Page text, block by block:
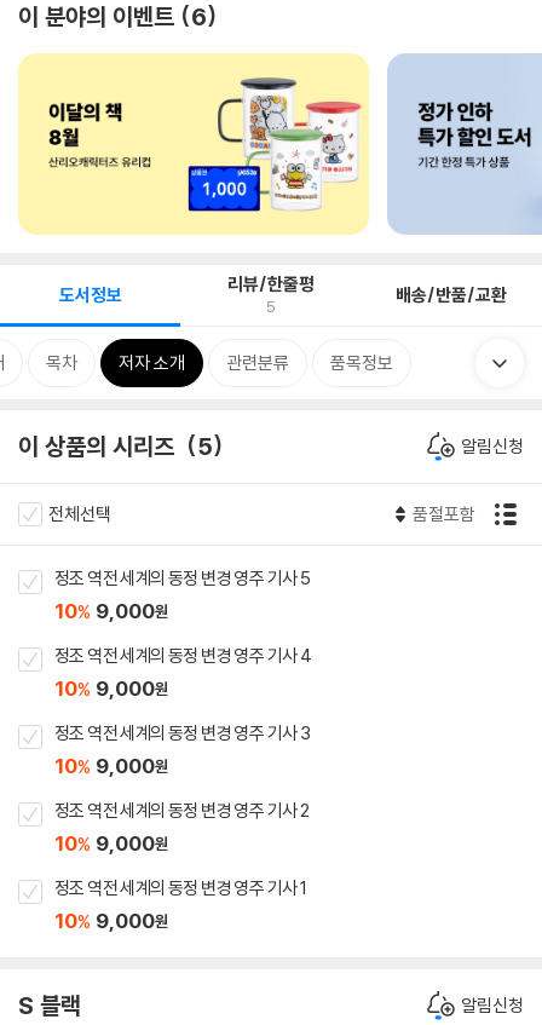
이 분야의 이벤트 6
도서정보 리뷰/한줄평
5 배송/반품/교환
목차 저자 소개 관련분류 품목정보
이 상품의 시리즈 5 알림신청
전체선택 품절포함
정조 역전 세계의 동정 변경 영주 기사 5
10% 9,000원
정조 역전 세계의 동정 변경 영주 기사 4
10% 9,000원
정조 역전 세계의 동정 변경 영주 기사 3
10% 9,000원
정조 역전 세계의 동정 변경 영주 기사 2
10% 9,000원
정조 역전 세계의 동정 변경 영주 기사 1
10% 9,000원
S 블랙 알림신청